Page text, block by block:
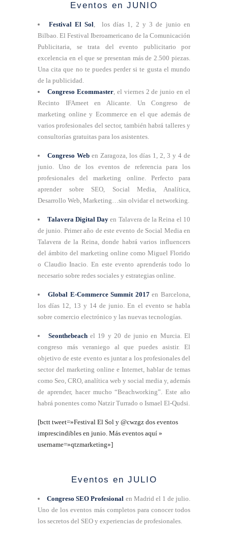
Eventos en JUNIO
Festival El Sol, los días 1, 2 y 3 de junio en
Bilbao. El Festival Iberoamericano de la Comunicación
Publicitaria, se trata del evento publicitario por
excelencia en el que se presentan más de 2.500 piezas.
Una cita que no te puedes perder si te gusta el mundo
de la publicidad.
Congreso Ecommaster, el viernes 2 de junio en el
Recinto IFAmeet en Alicante. Un Congreso de
marketing online y Ecommerce en el que además de
varios profesionales del sector, también habrá talleres y
consultorías gratuitas para los asistentes.
Congreso Web en Zaragoza, los días 1, 2, 3 y 4 de
junio. Uno de los eventos de referencia para los
profesionales del marketing online. Perfecto para
aprender sobre SEO, Social Media, Analítica,
Desarrollo Web, Marketing…sin olvidar el networking.
Talavera Digital Day en Talavera de la Reina el 10
de junio. Primer año de este evento de Social Media en
Talavera de la Reina, donde habrá varios influencers
del ámbito del marketing online como Miguel Florido
o Claudio Inacio. En este evento aprenderás todo lo
necesario sobre redes sociales y estrategias online.
Global E-Commerce Summit 2017en Barcelona,
los días 12, 13 y 14 de junio. En el evento se habla
sobre comercio electrónico y las nuevas tecnologías.
Seonthebeach el 19 y 20 de junio en Murcia. El
congreso más veraniego al que puedes asistir. El
objetivo de este evento es juntar a los profesionales del
sector del marketing online e Internet, hablar de temas
como Seo, CRO, analítica web y social media y, además
de aprender, hacer mucho “Beachworking”. Este año
habrá ponentes como Natzir Turrado o Ismael El-Qudsi.
[bctt tweet=»Festival El Sol y @cwzgz dos eventos
imprescindibles en junio. Más eventos aquí »
username=»qtzmarketing»]
Eventos en JULIO
Congreso SEO Profesional en Madrid el 1 de julio.
Uno de los eventos más completos para conocer todos
los secretos del SEO y experiencias de profesionales.